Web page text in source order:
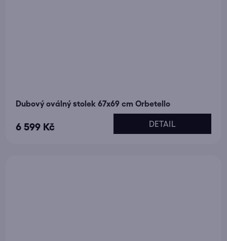
Dubový oválný stolek 67x69 cm Orbetello
6 599 Kč DETAIL